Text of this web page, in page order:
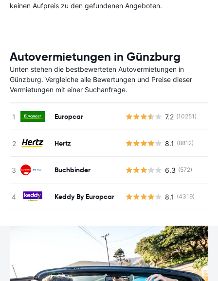
keinen Aufpreis zu den gefundenen Angeboten.
Autovermietungen in Günzburg
Unten stehen die bestbewerteten Autovermietungen in
Günzburg. Vergleiche alle Bewertungen und Preise dieser
Vermietungen mit einer Suchanfrage.
Europcar 7.2 (10251)
Hertz 8.1 (8812)
Buchbinder 6.3 (572)
Keddy By Europcar 8.1 (4319)